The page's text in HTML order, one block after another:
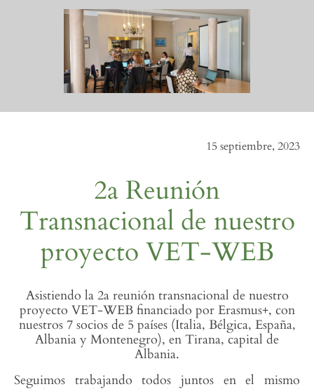
15 septiembre, 2023
2a Reunión
Transnacional de nuestro
proyecto VET-WEB
Asistiendo la 2a reunión transnacional de nuestro
proyecto VET-WEB financiado por Erasmus+, con
nuestros 7 socios de 5 países (Italia, Bélgica, España,
Albania y Montenegro), en Tirana, capital de
Albania.
Seguimos trabajando todos juntos en el mismo